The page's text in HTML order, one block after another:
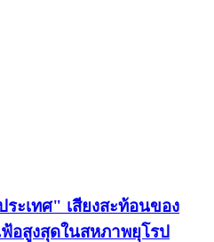
ะเทศ" เสียงสะท้อนของ
อสูงสุดในสหภาพยุโรป